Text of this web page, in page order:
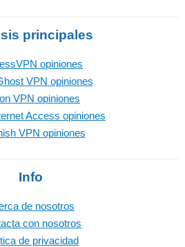
principales
opiniones
VPN opiniones
VPN opiniones
Access opiniones
VPN opiniones
Info
de nosotros
con nosotros
de privacidad